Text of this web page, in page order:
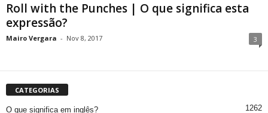
Roll with the Punches | O que significa esta
expressão?
Mairo Vergara - Nov 8, 2017 3
CATEGORIAS
O que significa em inglês? 1262